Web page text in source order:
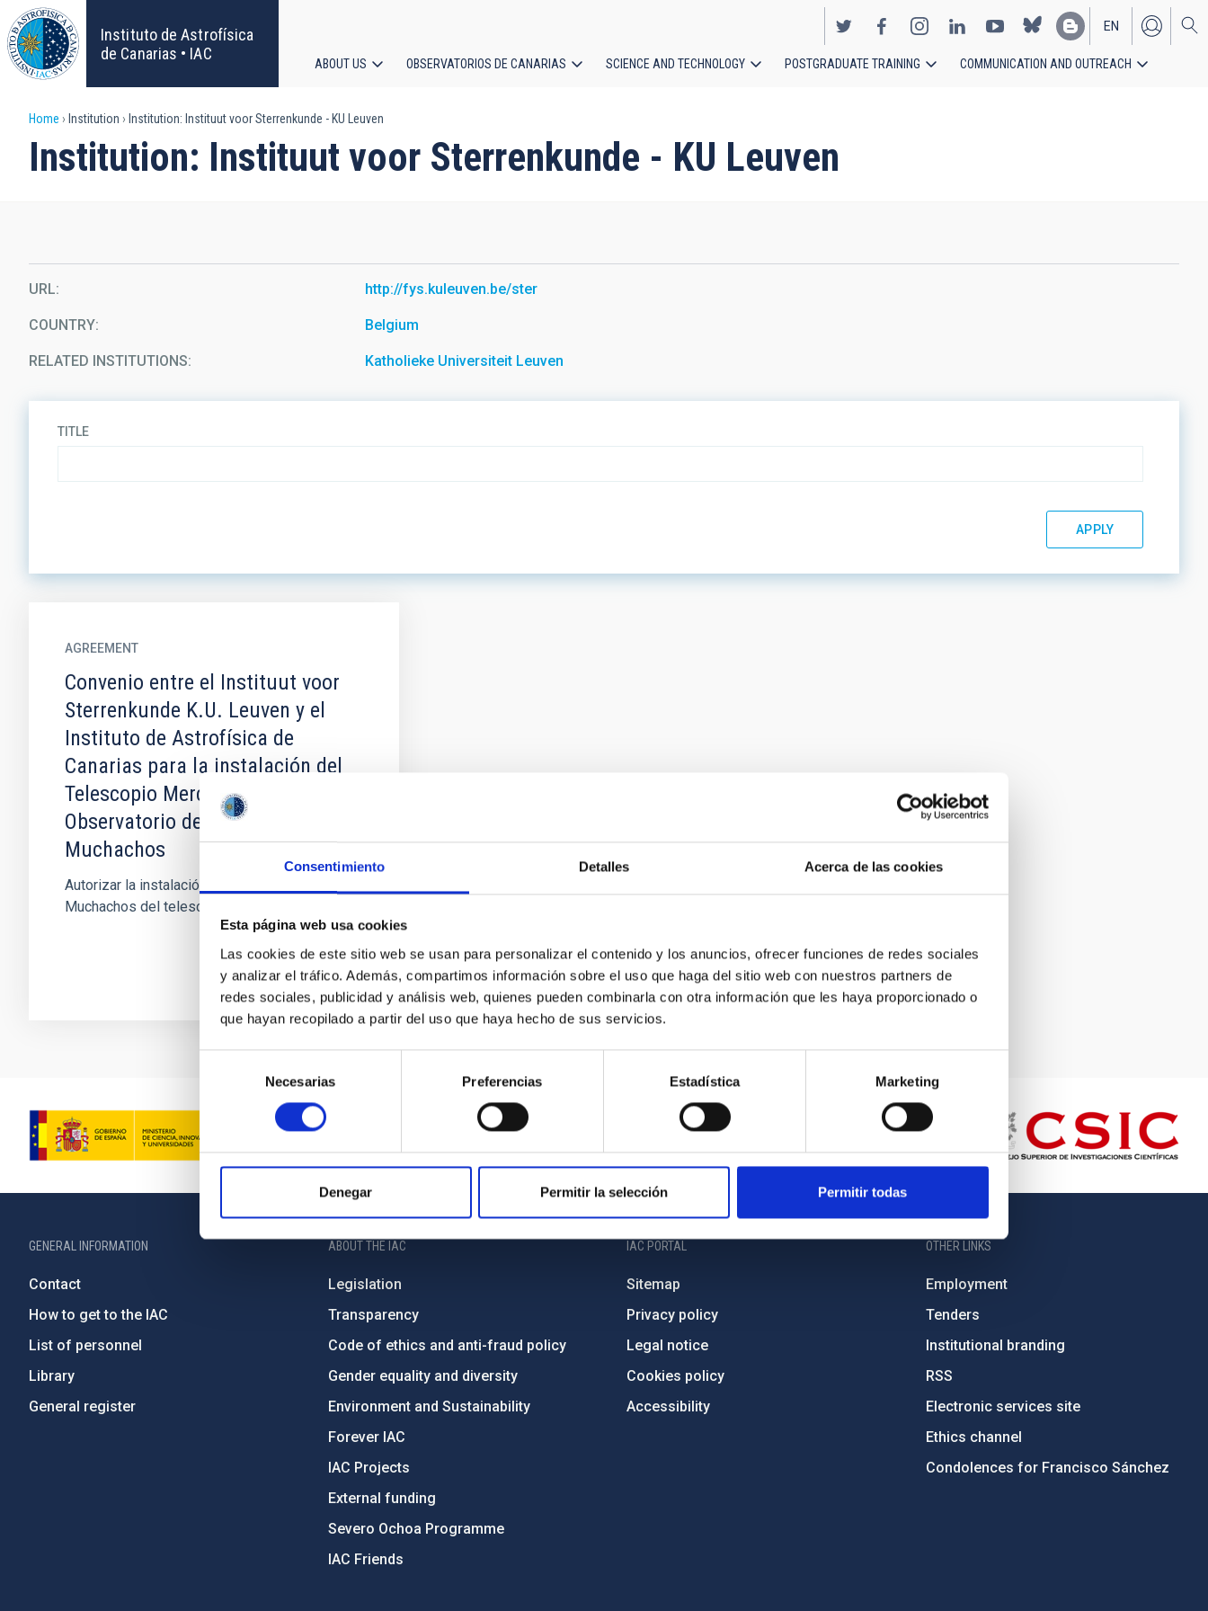
Consentimiento Detalles Acerca de las cookies
Esta página web usa cookies
Las cookies de este sitio web se usan para personalizar el contenido y los anuncios, ofrecer funciones de redes sociales
y analizar el tráfico. Además, compartimos información sobre el uso que haga del sitio web con nuestros partners de
redes sociales, publicidad y análisis web, quienes pueden combinarla con otra información que les haya proporcionado o
que hayan recopilado a partir del uso que haya hecho de sus servicios.
consentimiento
Necesarias Preferencias Estadística Marketing
Denegar Permitir la selección Permitir todas
Skip
to
main
content
Instituto de Astrofísica
de Canarias • IAC
EN
ES
navigation
ABOUT US OBSERVATORIOS DE CANARIAS SCIENCE AND TECHNOLOGY POSTGRADUATE TRAINING COMMUNICATION AND OUTREACH
Breadcrumb
Home Institution Institution: Instituut voor Sterrenkunde - KU Leuven
Institution: Instituut voor Sterrenkunde - KU Leuven
URL http://fys.kuleuven.be/ster
COUNTRY Belgium
RELATED INSTITUTIONS Katholieke Universiteit Leuven
TITLE
AGREEMENT
Convenio entre el Instituut voor
Sterrenkunde K.U. Leuven y el
Instituto de Astrofísica de
Canarias para la instalación del
Telescopio Mercator en el
Observatorio del Roque de Los
Muchachos
Autorizar la instalación en el Roque de los
Muchachos del telescopio MERCATOR.
GENERAL INFORMATION
Contact
How to get to the IAC
List of personnel
Library
General register
ABOUT THE IAC
Legislation
Transparency
Code of ethics and anti-fraud policy
Gender equality and diversity
Environment and Sustainability
Forever IAC
IAC Projects
External funding
Severo Ochoa Programme
IAC Friends
IAC PORTAL
Sitemap
Privacy policy
Legal notice
Cookies policy
Accessibility
OTHER LINKS
Employment
Tenders
Institutional branding
RSS
Electronic services site
Ethics channel
Condolences for Francisco Sánchez